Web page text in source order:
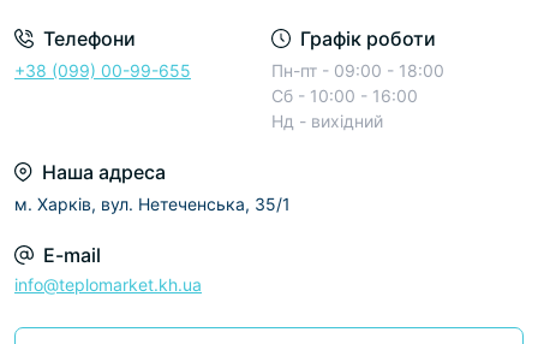
Телефони
+38 (099) 00-99-655
Графік роботи
Пн-пт - 09:00 - 18:00
Сб - 10:00 - 16:00
Нд - вихідний
Наша адреса
м. Харків, вул. Нетеченська, 35/1
E-mail
info@teplomarket.kh.ua